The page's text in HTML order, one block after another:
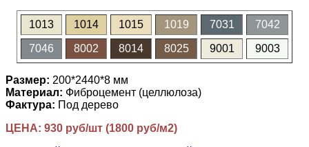
1013 1014 1015 1019 7031 7042
7046 8002 8014 8025 9001 9003
Размер: 200*2440*8 мм
Материал: Фиброцемент (целлюлоза)
Фактура: Под дерево
ЦЕНА: 930 руб/шт (1800 руб/м2)